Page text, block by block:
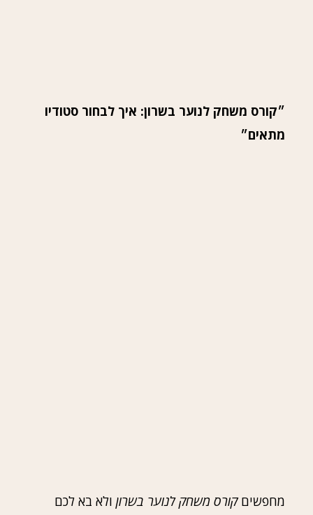
״קורס משחק לנוער בשרון: איך לבחור סטודיו
מתאים״
מחפשיםקורס משחק לנוער בשרון ולא בא לכם